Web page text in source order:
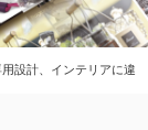
用設計、インテリアに違